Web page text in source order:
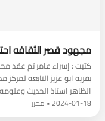
مجهود قصر الثقافه
كتبت : إسراء عامر تم عقد
بقريه ابو عزيز التابعه
الظاهر استاذ الحديث
2024-01-18 • محرر